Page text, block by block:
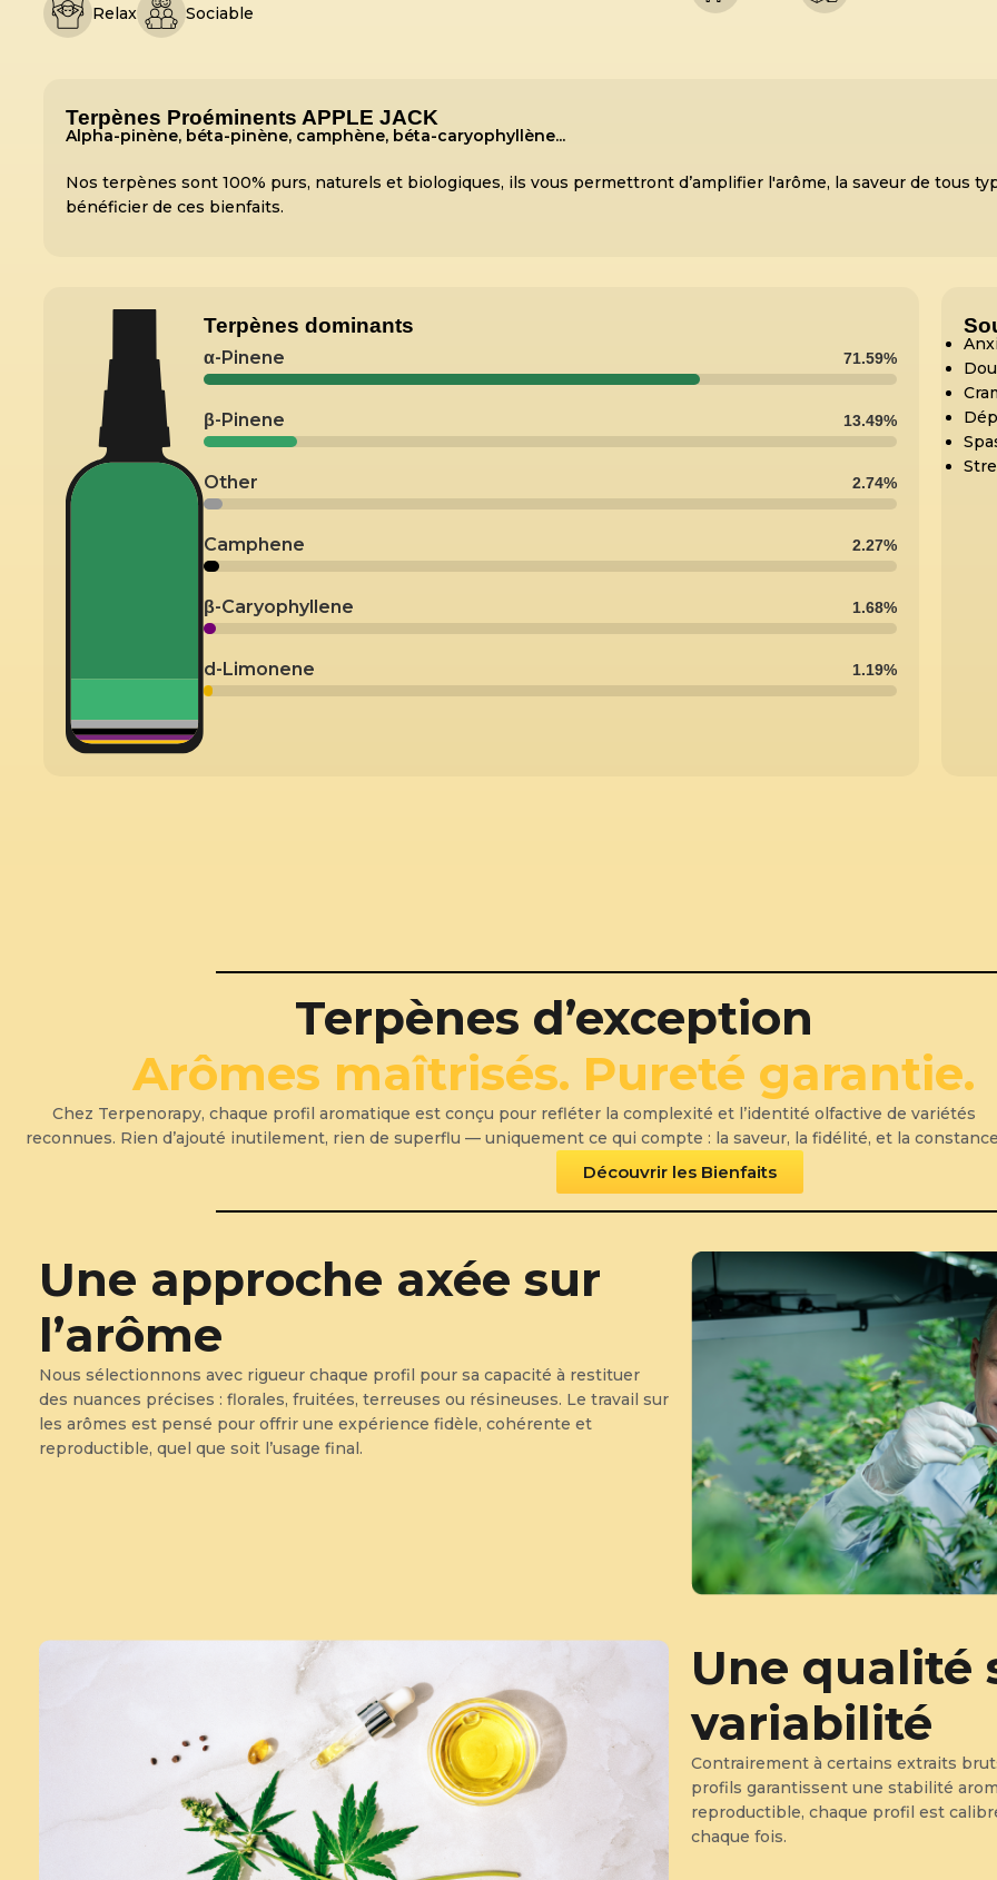
Relax Sociable
Terpènes Proéminents APPLE JACK
Alpha-pinène, béta-pinène, camphène, béta-caryophyllène...
Nos terpènes sont 100% purs, naturels et biologiques, ils vous permettront d’amplifier l'arôme, la saveur de tous
bénéficier de ces bienfaits.
Terpènes dominants
α-Pinene 71.59%
β-Pinene 13.49%
Other 2.74%
Camphene 2.27%
β-Caryophyllene 1.68%
d-Limonene 1.19%
Terpènes d’exception
Arômes maîtrisés. Pureté garantie.
Chez Terpenorapy, chaque profil aromatique est conçu pour refléter la complexité et l’identité olfactive de variétés
reconnues. Rien d’ajouté inutilement, rien de superflu — uniquement ce qui compte : la saveur, la fidélité, et la
Découvrir les Bienfaits
Une approche axée sur
l’arôme
Nous sélectionnons avec rigueur chaque profil pour sa capacité à restituer
des nuances précises : florales, fruitées, terreuses ou résineuses. Le travail sur
les arômes est pensé pour offrir une expérience fidèle, cohérente et
reproductible, quel que soit l’usage final.
Une qualité
variabilité
Contrairement à certains extraits
profils garantissent une stabilité
reproductible, chaque profil est
chaque fois.